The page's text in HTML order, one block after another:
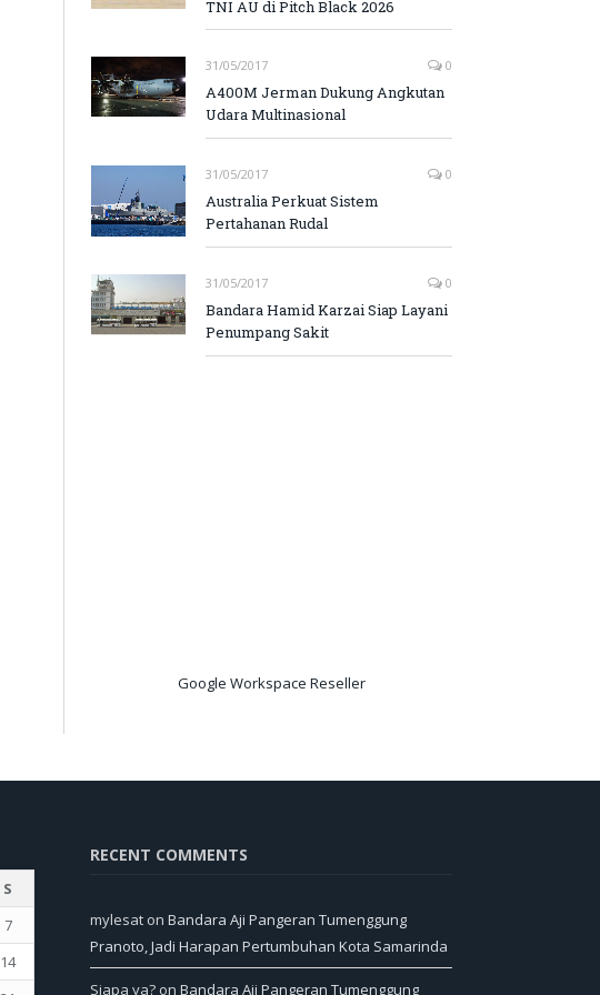
TNI AU di Pitch Black 2026
31/05/2017 0
A400M Jerman Dukung Angkutan
Udara Multinasional
31/05/2017 0
Australia Perkuat Sistem
Pertahanan Rudal
31/05/2017 0
Bandara Hamid Karzai Siap Layani
Penumpang Sakit
Google Workspace Reseller
S
7
14
RECENT COMMENTS
mylesat on Bandara Aji Pangeran Tumenggung
Pranoto, Jadi Harapan Pertumbuhan Kota Samarinda
Siapa ya? on Bandara Aji Pangeran Tumenggung